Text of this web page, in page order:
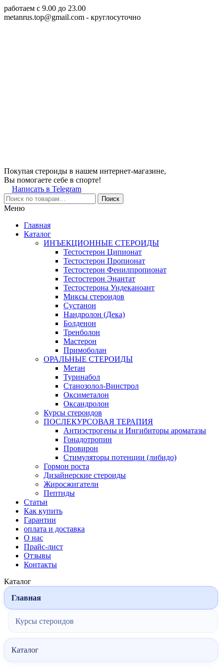
работаем c 9.00 до 23.00
metanrus.top@gmail.com - круглосуточно
Покупая стероиды в нашем интернет-магазине,
Вы помогаете себе в спорте!
Написать в Telegram
Поиск
Меню
Главная
Каталог
ИНЪЕКЦИОННЫЕ СТЕРОИДЫ
Тестостерон Ципионат
Тестостерон Пропионат
Тестостерон Фенилпропионат
Тестостерон Энантат
Тестостерона Ундеканоант
Миксы стероидов
Сустанон
Нандролон (Дека)
Болденон
Тренболон
Мастерон
Примоболан
ОРАЛЬНЫЕ СТЕРОИДЫ
Метан
Туринабол
Станозолол-Винстрол
Оксиметалон
Оксандролон
Курсы стероидов
ПОСЛЕКУРСОВАЯ ТЕРАПИЯ
Антиэстрогены и Ингибиторы ароматазы
Гонадотропин
Провирон
Стимуляторы потенции (либидо)
Гормон роста
Дизайнерские стероиды
Жиросжигатели
Пептиды
Статьи
Как купить
Гарантии
оплата и доставка
О нас
Прайс-лист
Отзывы
Контакты
Каталог
Главная
Курсы стероидов
Каталог